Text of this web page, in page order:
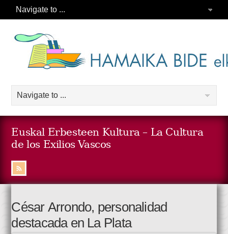
Euskal Erbesteen Kultura – La Cultura
de los Exilios Vascos
César Arrondo, personalidad
destacada en La Plata